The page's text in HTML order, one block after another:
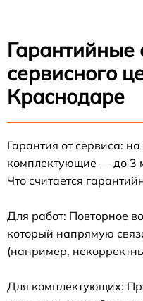
Гарантийные
сервисного
Краснодаре
Гарантия от сервиса:
комплектующие — до 3
Что считается
Для работ: Повторное
который напрямую
(например,
Для комплектующих: